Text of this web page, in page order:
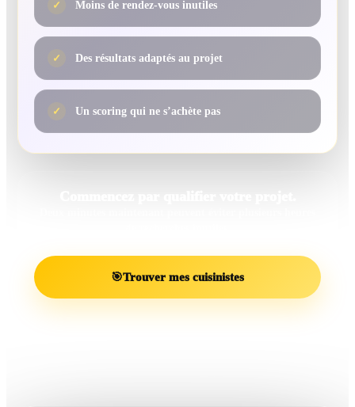
✓ Moins de rendez-vous inutiles
✓ Des résultats adaptés au projet
✓ Un scoring qui ne s’achète pas
🎯Trouver mes cuisinistes